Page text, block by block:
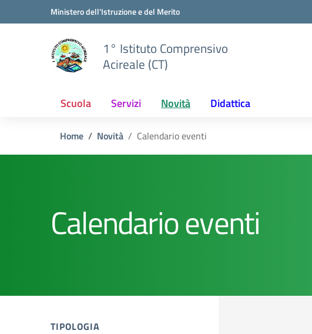
Vai ai contenuti
Vai al menu di navigazioneMinistero dell'Istruzione e del Merito
1° Istituto Comprensivo
Acireale (CT)
Scuola Servizi Novità Didattica
Home Novità Calendario eventi
Calendario eventi
TIPOLOGIA